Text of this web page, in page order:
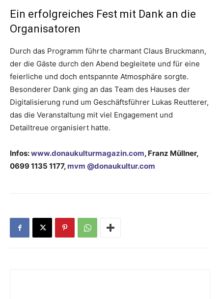
Ein erfolgreiches Fest mit Dank an die
Organisatoren
Durch das Programm führte charmant Claus Bruckmann,
der die Gäste durch den Abend begleitete und für eine
feierliche und doch entspannte Atmosphäre sorgte.
Besonderer Dank ging an das Team des Hauses der
Digitalisierung rund um Geschäftsführer Lukas Reutterer,
das die Veranstaltung mit viel Engagement und
Detailtreue organisiert hatte.
Infos:www.donaukulturmagazin.com, Franz Müllner,
0699 1135 1177, mvm @donaukultur.com